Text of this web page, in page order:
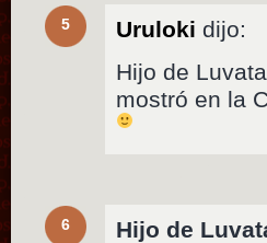
5 Uruloki dijo:
Hijo de
mostró en la
6 Hijo de